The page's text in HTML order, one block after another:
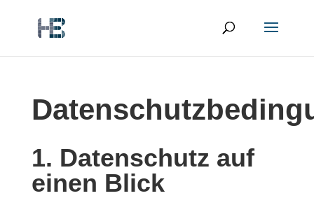
1. Datenschutz auf
einen Blick